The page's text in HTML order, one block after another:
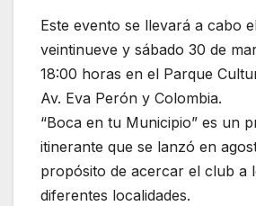
Este evento se llevará a cabo
veintinueve y sábado 30 de
18:00 horas en el Parque
Av. Eva Perón y Colombia.
“Boca en tu Municipio” es un
itinerante que se lanzó en
propósito de acercar el club a
diferentes localidades.